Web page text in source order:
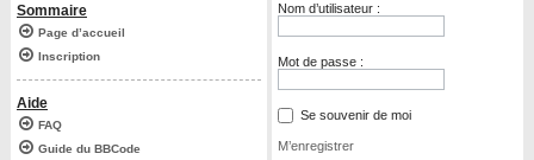
Sommaire
Page d’accueil
Inscription
Aide
FAQ
Guide du BBCode
Nom d’utilisateur :
Mot de passe :
Se souvenir de moi
M’enregistrer